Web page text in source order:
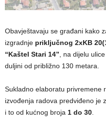
Obavještavaju se građani kako
izgradnje priključnog 2xKB
“Kaštel Stari 14” , na dijelu
duljini od približno 130 metara.
Sukladno elaboratu privremene
izvođenja radova predviđeno je
i to od kućnog broja 1 do 30